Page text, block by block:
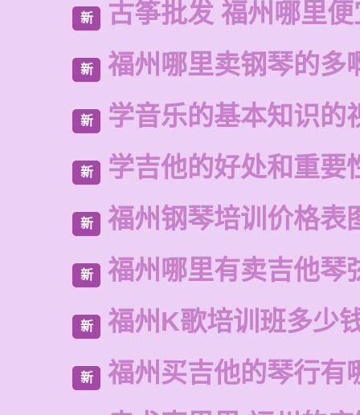
新 古筝批发 福州哪里
新 福州哪里卖钢琴的多
新 学音乐的基本知识的
新 学吉他的好处和重要
新 福州钢琴培训价格表
新 福州哪里有卖吉他琴
新 福州K歌培训班多少
新
福州买吉他的琴行有